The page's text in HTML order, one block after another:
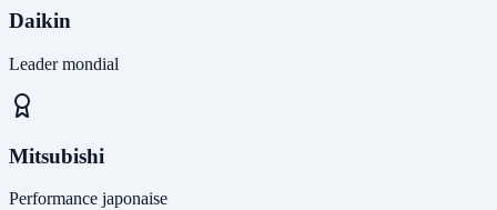
Daikin
Leader mondial
Mitsubishi
Performance japonaise